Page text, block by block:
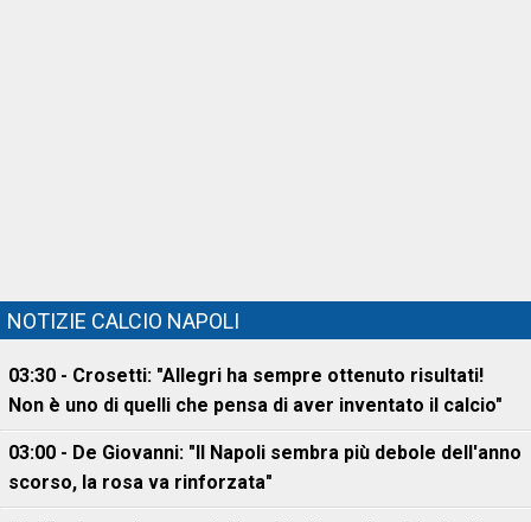
NOTIZIE CALCIO NAPOLI
03:30 - Crosetti: "Allegri ha sempre ottenuto risultati!
Non è uno di quelli che pensa di aver inventato il calcio"
03:00 - De Giovanni: "Il Napoli sembra più debole dell'anno
scorso, la rosa va rinforzata"